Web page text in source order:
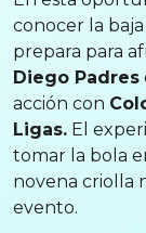
conocer la
prepara para
Diego Padres
acción con
Ligas. El
tomar la bola
novena criolla
evento.